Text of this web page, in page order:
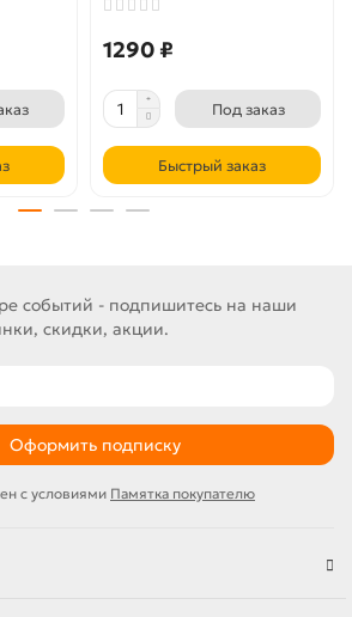
1290 ₽
Под заказ
Быстрый заказ
событий - подпишитесь на наши
скидки, акции.
Оформить подписку
с условиями Памятка покупателю